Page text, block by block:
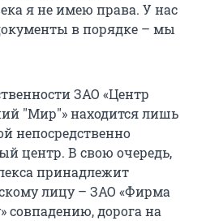
я не имею права. У нас
в порядке – мы
ЗАО «Центр
"Мир"» находится лишь
непосредственно
центр. В свою очередь,
принадлежит
лицу – ЗАО «Фирма
совпадению, дорога на